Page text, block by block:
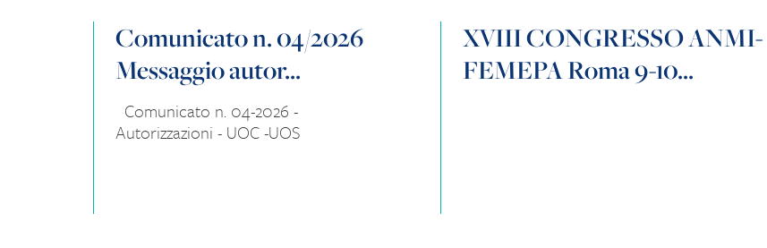
Comunicato n. 04/2026
Messaggio autor...
Comunicato n. 04-2026 -
Autorizzazioni - UOC -UOS
XVIII CONGRESSO ANMI-
FEMEPA Roma 9-10...